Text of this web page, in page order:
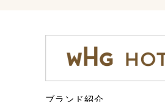
ブランド紹介